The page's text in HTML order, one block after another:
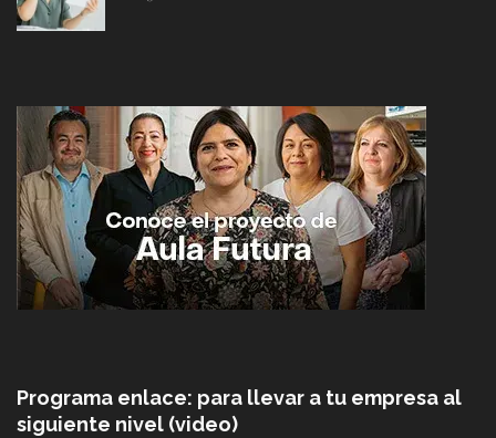
Programa enlace: para llevar a tu empresa al
siguiente nivel (video)